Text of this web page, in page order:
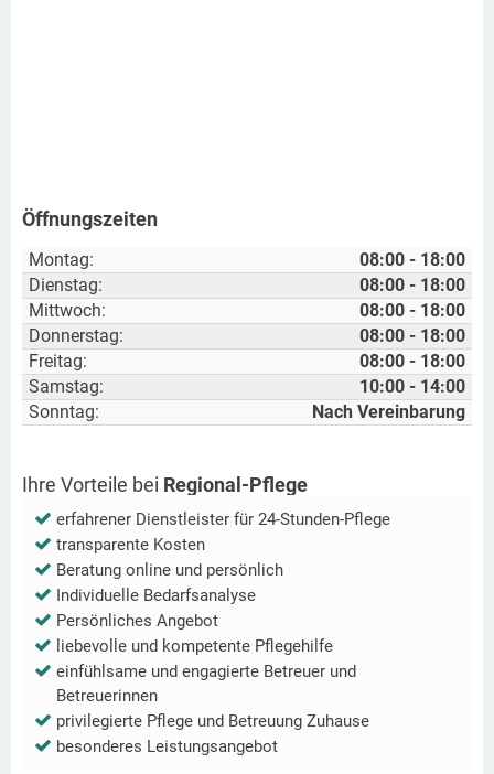
Öffnungszeiten
Montag:
08:00 - 18:00
Dienstag:
08:00 - 18:00
Mittwoch:
08:00 - 18:00
Donnerstag:
08:00 - 18:00
Freitag:
08:00 - 18:00
Samstag:
10:00 - 14:00
Sonntag:
Nach Vereinbarung
Ihre Vorteile bei Regional-Pflege
erfahrener Dienstleister für 24-Stunden-Pflege
transparente Kosten
Beratung online und persönlich
Individuelle Bedarfsanalyse
Persönliches Angebot
liebevolle und kompetente Pflegehilfe
einfühlsame und engagierte Betreuer und
Betreuerinnen
privilegierte Pflege und Betreuung Zuhause
besonderes Leistungsangebot